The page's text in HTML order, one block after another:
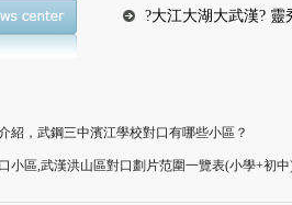
?大江大湖大武漢?
紹，武鋼三中濱江學校對口有哪些小區？
小區,武漢洪山區對口劃片范圍一覽表(小學+初中